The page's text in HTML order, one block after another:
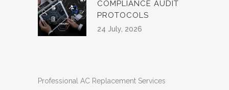
COMPLIANCE AUDIT
PROTOCOLS
24 July, 2026
Professional AC Replacement Services